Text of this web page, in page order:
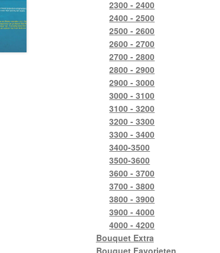
2300 - 2400
2400 - 2500
2500 - 2600
2600 - 2700
2700 - 2800
2800 - 2900
2900 - 3000
3000 - 3100
3100 - 3200
3200 - 3300
3300 - 3400
3400-3500
3500-3600
3600 - 3700
3700 - 3800
3800 - 3900
3900 - 4000
4000 - 4200
Bouquet Extra
Bouquet Favorieten